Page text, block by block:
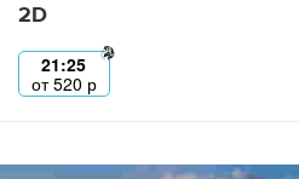
2D
21:25
от520 р